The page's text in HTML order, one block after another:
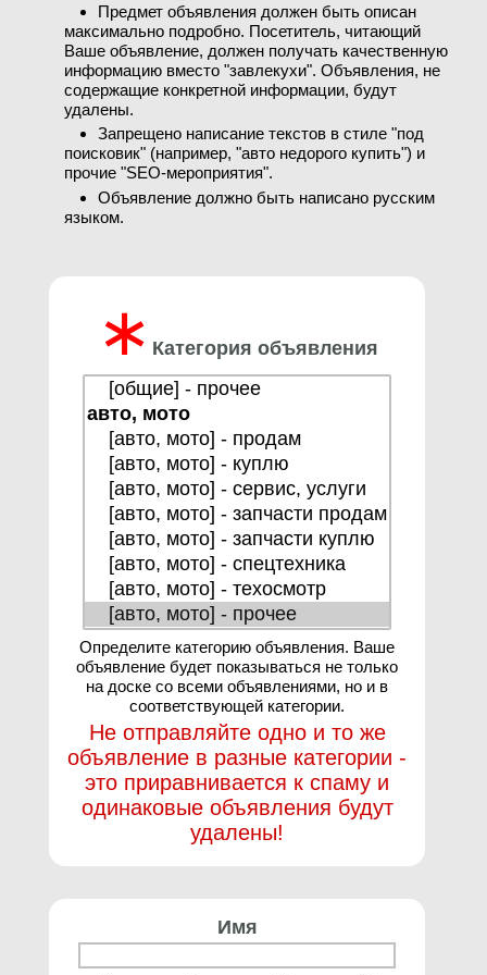
Предмет объявления должен быть описан
максимально подробно. Посетитель, читающий
Ваше объявление, должен получать качественную
информацию вместо "завлекухи". Объявления, не
содержащие конкретной информации, будут
удалены.
Запрещено написание текстов в стиле "под
поисковик" (например, "авто недорого купить") и
прочие "SEO-мероприятия".
Объявление должно быть написано русским
языком.
∗ Категория объявления
Определите категорию объявления. Ваше
объявление будет показываться не только
на доске со всеми объявлениями, но и в
соответствующей категории.
Не отправляйте одно и то же
объявление в разные категории -
это приравнивается к спаму и
одинаковые объявления будут
удалены!
Имя